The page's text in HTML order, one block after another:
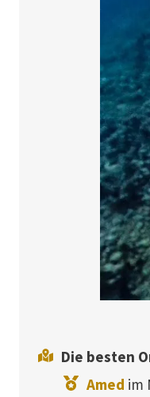
Die besten
Amed im